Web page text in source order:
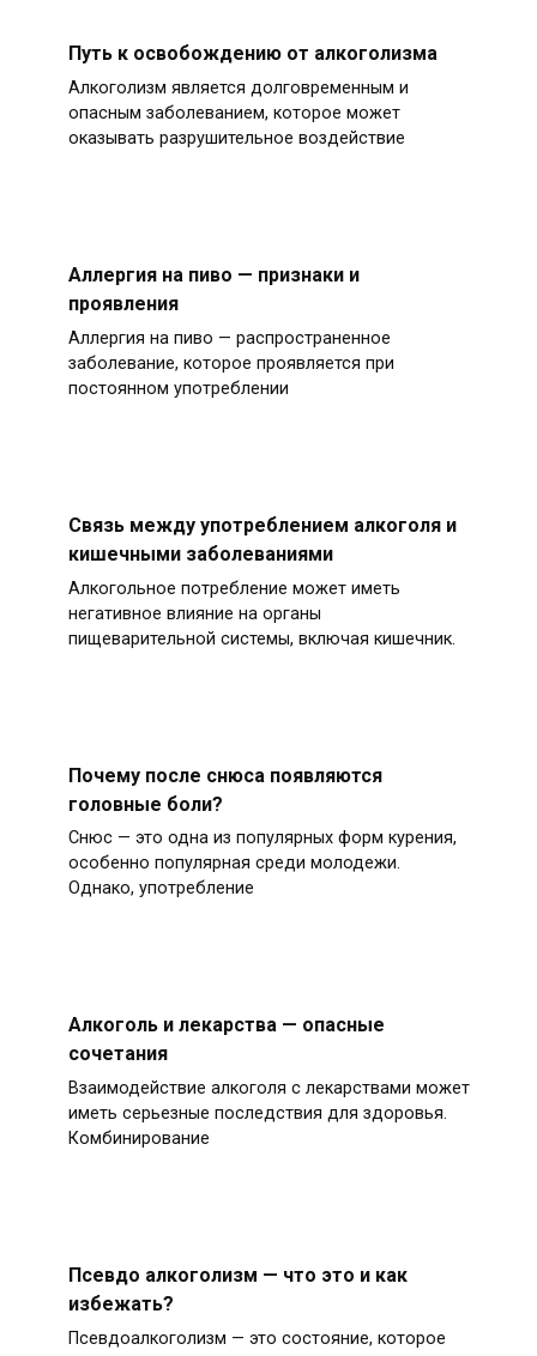
Путь к освобождению от алкоголизма
Алкоголизм является долговременным и
опасным заболеванием, которое может
оказывать разрушительное воздействие
Аллергия на пиво — признаки и
проявления
Аллергия на пиво — распространенное
заболевание, которое проявляется при
постоянном употреблении
Связь между употреблением алкоголя и
кишечными заболеваниями
Алкогольное потребление может иметь
негативное влияние на органы
пищеварительной системы, включая кишечник.
Почему после снюса появляются
головные боли?
Снюс — это одна из популярных форм курения,
особенно популярная среди молодежи.
Однако, употребление
Алкоголь и лекарства — опасные
сочетания
Взаимодействие алкоголя с лекарствами может
иметь серьезные последствия для здоровья.
Комбинирование
Псевдо алкоголизм — что это и как
избежать?
Псевдоалкоголизм — это состояние, которое